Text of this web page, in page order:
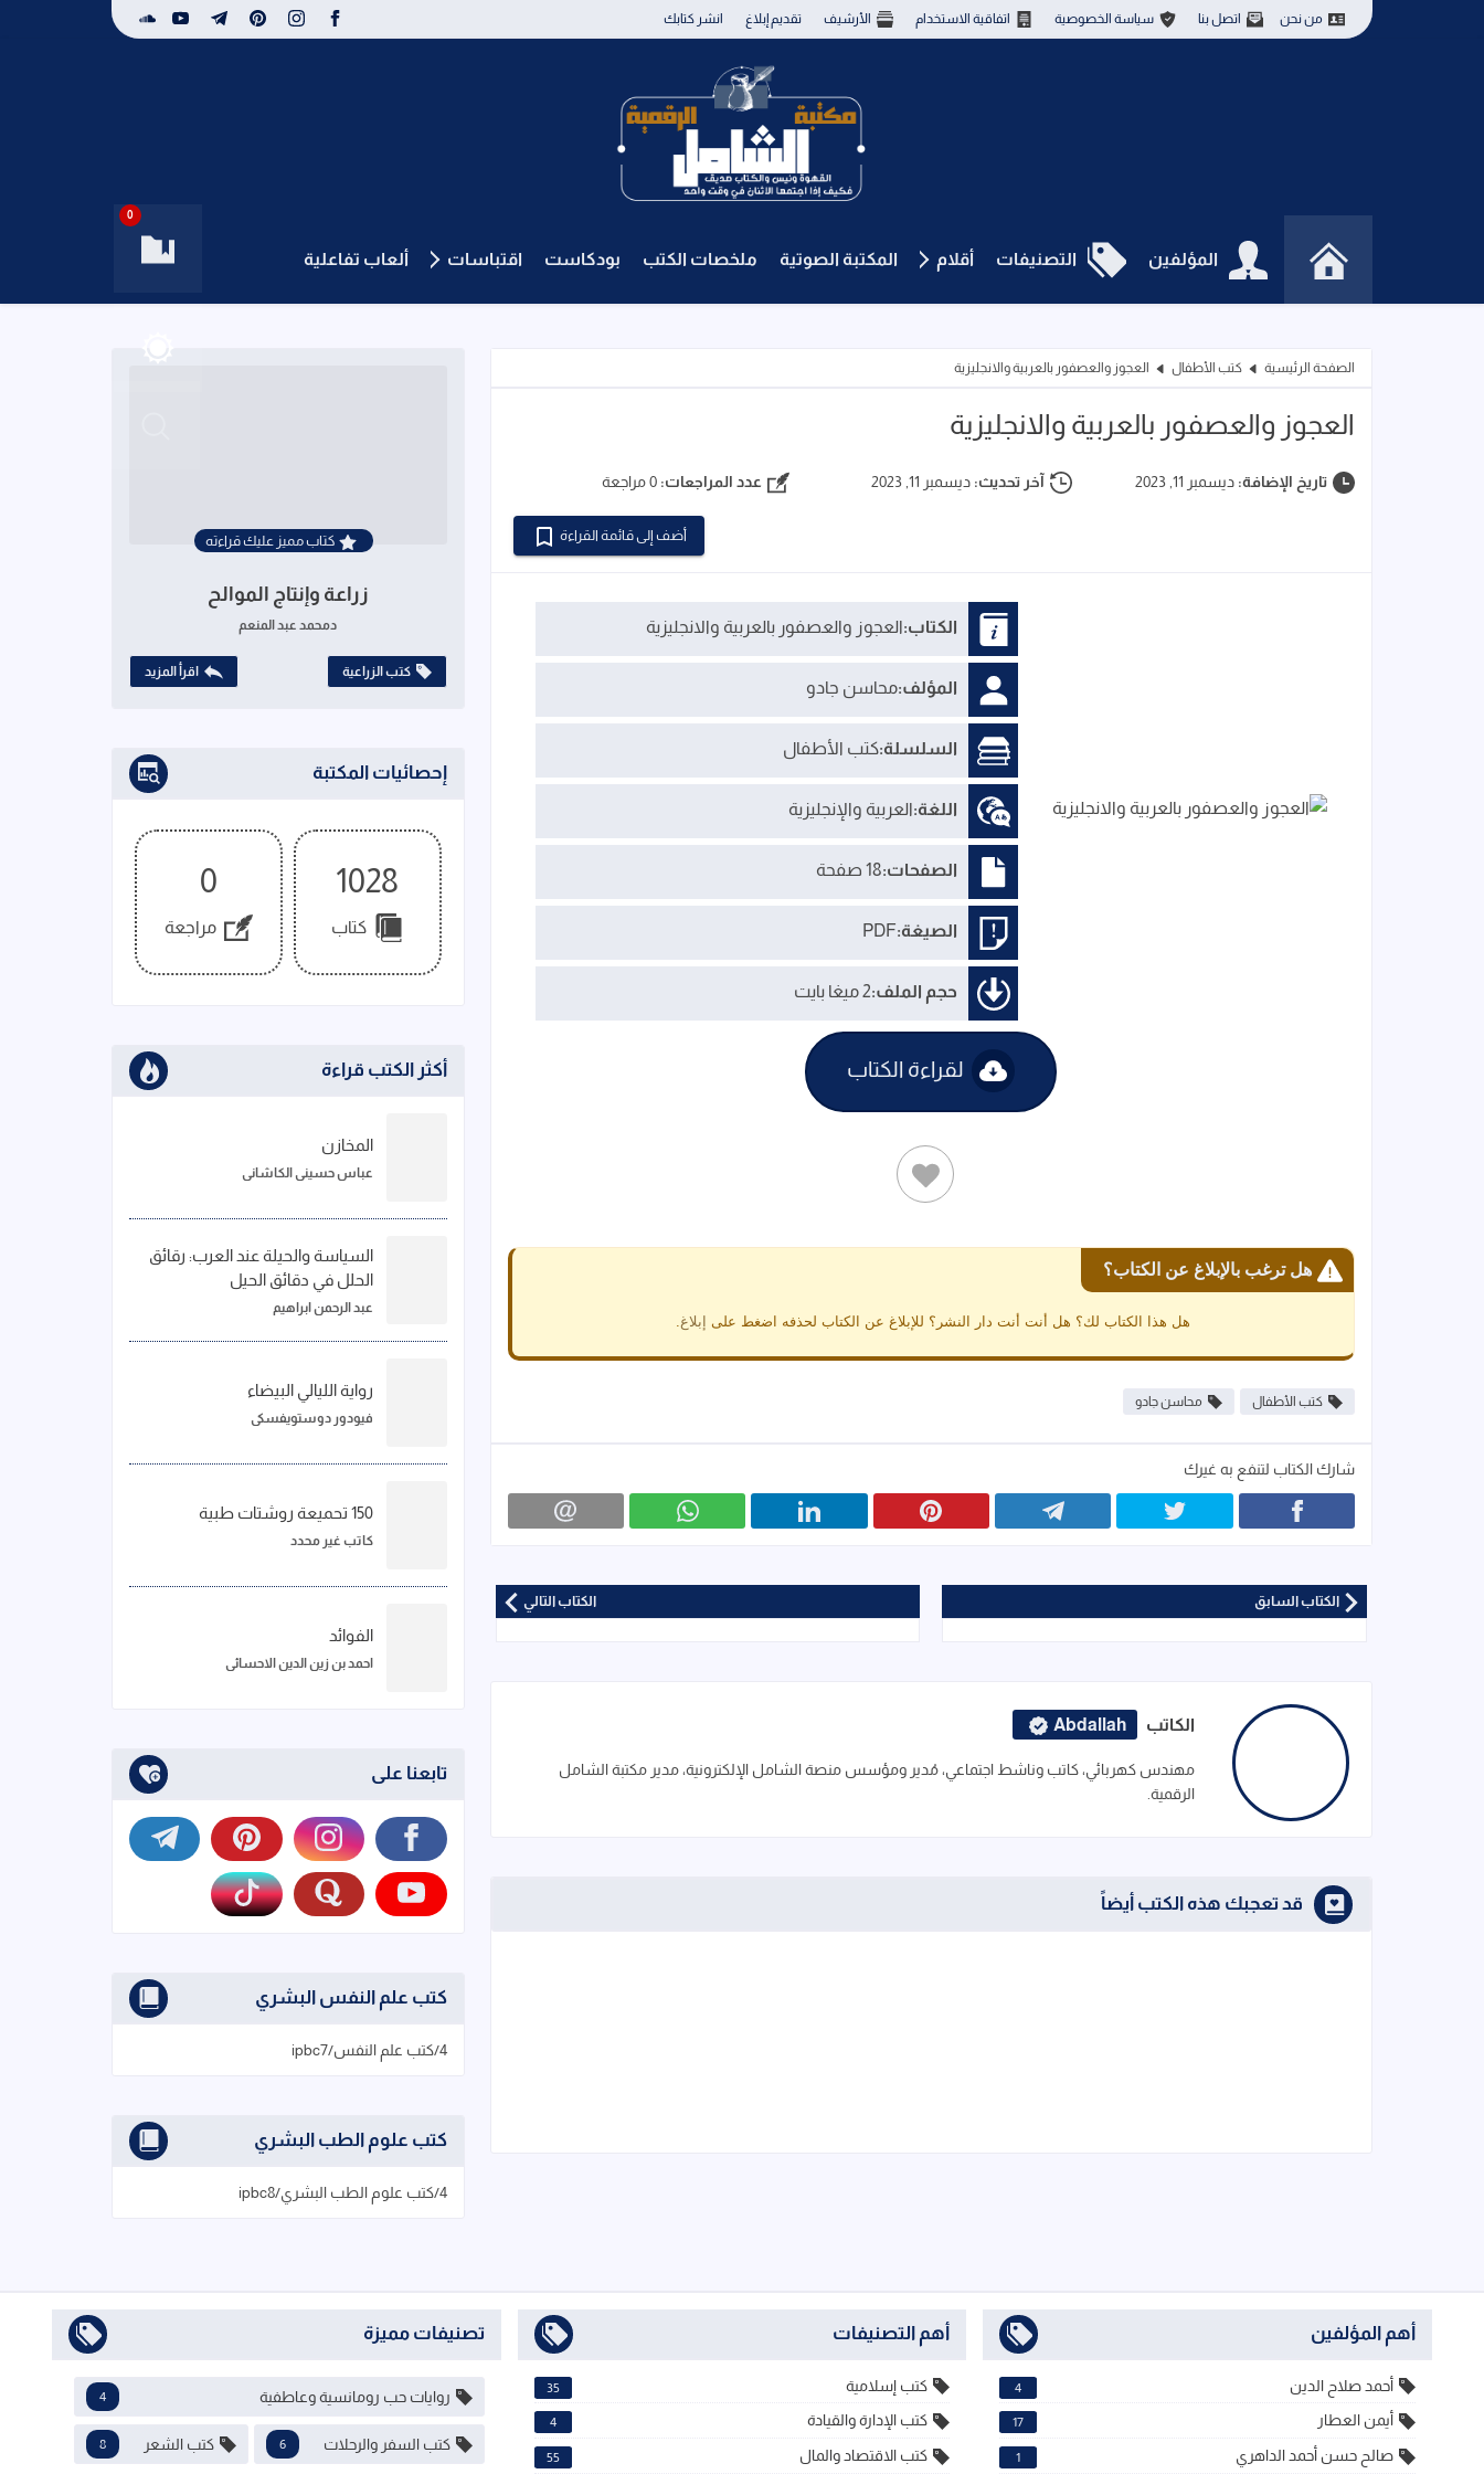
من نحن اتصل بنا سياسة الخصوصية اتفاقية الاستخدام الأرشيف تقديم إبلاغ انشر كتابك
المؤلفين التصنيفات أقلام المكتبة الصوتية ملخصات الكتب بودكاست اقتباسات ألعاب تفاعلية
0
الصفحة الرئيسية كتب الأطفال العجوز والعصفور بالعربية والانجليزية
العجوز والعصفور بالعربية والانجليزية
تاريخ الإضافة: ديسمبر 11, 2023 آخر تحديث: ديسمبر 11, 2023 عدد المراجعات: 0 مراجعة
أضف إلى قائمة القراءة
الكتاب:العجوز والعصفور بالعربية والانجليزية
المؤلف:محاسن جادو
السلسلة:كتب الأطفال
اللغة:العربية والإنجليزية
الصفحات:18 صفحة
الصيغة:PDF
حجم الملف:2 ميغا بايت
لقراءة الكتاب
هل ترغب بالإبلاغ عن الكتاب؟
هل هذا الكتاب لك؟ هل أنت أنت دار النشر؟ للإبلاغ عن الكتاب لحذفه اضغط على إبلاغ.
كتب الأطفال محاسن جادو
شارك الكتاب لتنفع به غيرك
الكتاب التالي الكتاب السابق
الكاتب Abdallah
مهندس كهربائي، كاتب وناشط اجتماعي، مُدير ومؤسس منصة الشامل الإلكترونية، مدير مكتبة الشامل
الرقمية.
قد تعجبك هذه الكتب أيضاً
كتاب مميز عليك قراءته
زراعة وإنتاج الموالح
دمحمد عبد المنعم
كتب الزراعية اقرأ المزيد
إحصائيات المكتبة
1028
كتاب
0
مراجعة
أكثر الكتب قراءة
المخازن
عباس حسيني الكاشاني
السياسة والحيلة عند العرب: رقائق
الحلل في دقائق الحيل
عبد الرحمن ابراهيم
رواية الليالي البيضاء
فيودور دوستويفسكي
150 تحميعة روشتات طبية
كاتب غير محدد
الفوائد
احمد بن زين الدين الاحسائي
تابعنا على
كتب علم النفس البشري
4/كتب علم النفس/ipbc7
كتب علوم الطب البشري
4/كتب علوم الطب البشري/ipbc8
أهم المؤلفين
أحمد صلاح الدين 4
أيمن العطار 17
صالح حسن أحمد الداهري 1
أهم التصنيفات
كتب إسلامية 35
كتب الإدارة والقيادة 4
كتب الاقتصاد والمال 55
تصنيفات مميزة
روايات حب رومانسية وعاطفية 4
كتب السفر والرحلات 6 كتب الشعر 8